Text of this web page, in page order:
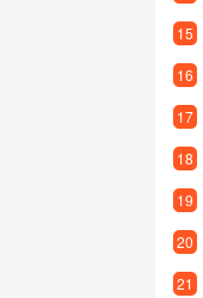
15
16
17
18
19
20
21